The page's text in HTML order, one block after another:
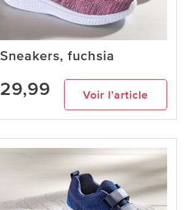
Sneakers, fuchsia
29,99 Voir l’article